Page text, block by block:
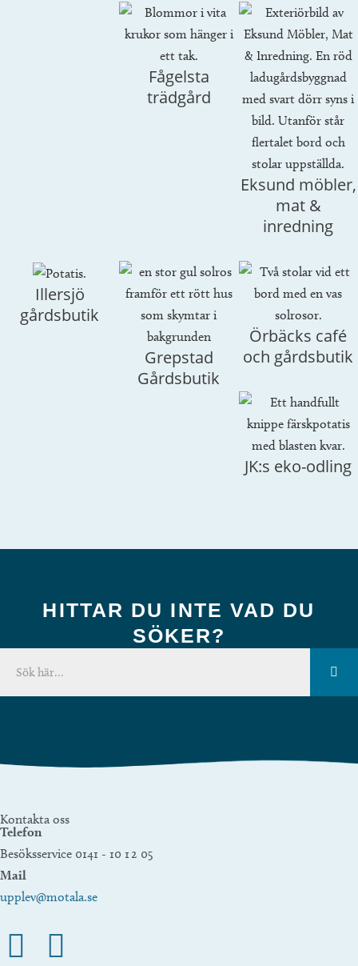
Fågelsta
trädgård
Eksund möbler,
mat &
inredning
Illersjö
gårdsbutik
Grepstad
Gårdsbutik
Örbäcks café
och gårdsbutik
JK:s eko-odling
HITTAR DU INTE VAD DU
SÖKER?
Kontakta oss
Telefon
Besöksservice 0141 - 10 1 2 05
Mail
upplev@motala.se